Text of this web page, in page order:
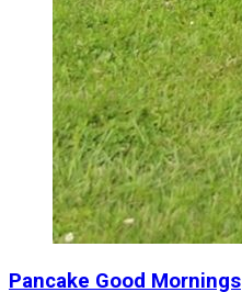
Pancake Good Mornings